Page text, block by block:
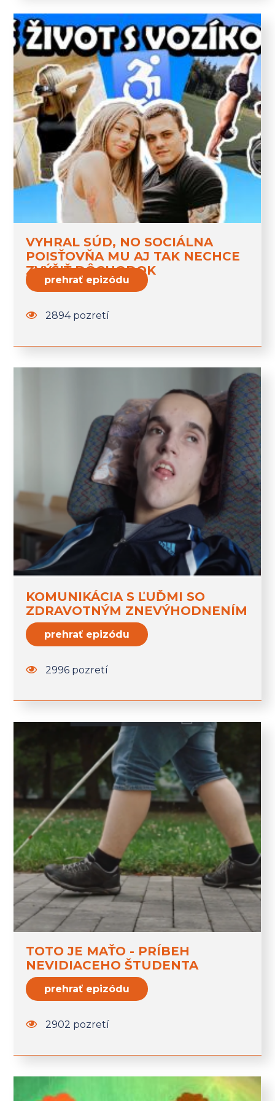
VYHRAL SÚD, NO SOCIÁLNA
POISŤOVŇA MU AJ TAK NECHCE
ZVÝŠIŤ DÔCHODOK
prehrať epizódu
2894 pozretí
KOMUNIKÁCIA S ĽUĎMI SO
ZDRAVOTNÝM ZNEVÝHODNENÍM
prehrať epizódu
2996 pozretí
TOTO JE MAŤO - PRÍBEH
NEVIDIACEHO ŠTUDENTA
prehrať epizódu
2902 pozretí